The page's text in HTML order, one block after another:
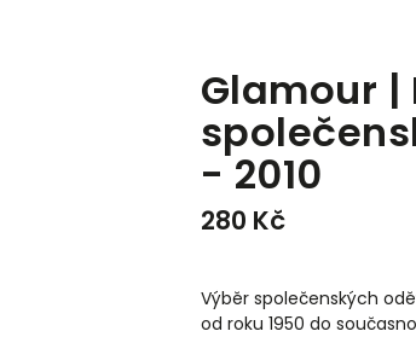
Glamour |
- 2010
280 Kč
Výběr společenských
od roku 1950 do